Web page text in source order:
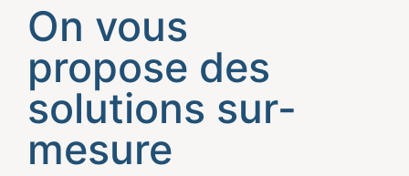
On vous
propose des
solutions sur-
mesure